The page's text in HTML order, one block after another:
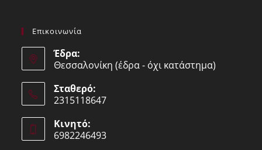
Επικοινωνία
Έδρα:
Θεσσαλονίκη (έδρα - όχι κατάστημα)
Σταθερό:
2315118647
in
your
Κινητό:
6982246493